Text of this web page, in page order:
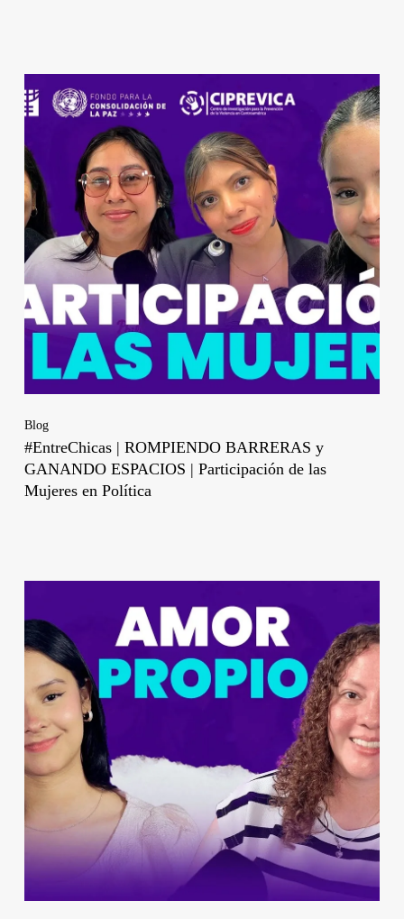
Blog
#EntreChicas | ROMPIENDO BARRERAS y
GANANDO ESPACIOS | Participación de las
Mujeres en Política